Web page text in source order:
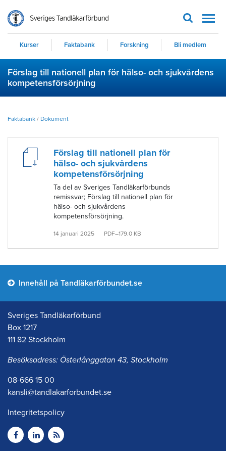
Kurser Faktabank Forskning Bli medlem
Förslag till nationell plan för hälso- och sjukvårdens
kompetensförsörjning
Faktabank / Dokument
Förslag till nationell plan för
hälso- och sjukvårdens
kompetensförsörjning
Ta del av Sveriges Tandläkarförbunds
remissvar; Förslag till nationell plan för
hälso- och sjukvårdens
kompetensförsörjning.
14 januari 2025 PDF–179.0 KB
Innehåll på Tandläkarförbundet.se
Sveriges Tandläkarförbund
Box 1217
111 82 Stockholm
Besöksadress: Österlånggatan 43, Stockholm
08-666 15 00
kansli@tandlakarforbundet.se
Integritetspolicy